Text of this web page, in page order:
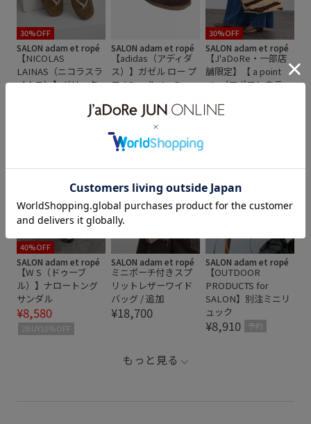
30%OFF
SALON adam et ropé
【NICOLAS
LAINAS（ニコラスラ
イナス）】グリッタ
SALON adam et ropé
【adidas（アディダ
ス）】ガゼル ロー プ
ロ / Gazelle Lo Pro
30%OFF
SALON adam et ropé
【J'aDoRe・一部店
舗限定】【 a point
etc（アポワンウテ
¥30,030
40%OFF
SALON adam et ropé
【W S（ドゥーブ
ル）】ナロートング
サンダル
¥8,580
2BUY10%OFF
SALON adam et ropé
ミニポーチ付きスプ
リットレザーワイド
バッグ / 追加
¥18,700
SALON adam et ropé
【OUTDOOR
PRODUCTS for
SALON】別注ミニリ
ュック
¥8,910 予約
もっと見る